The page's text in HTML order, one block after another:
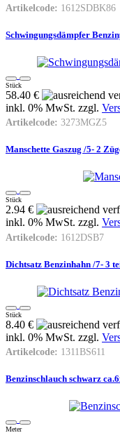
Artikelcode: 1612SDBK86
Schwingungsdämpfer
Stück
58.40 €
inkl. 0% MwSt. zzgl.
Artikelcode: 3273MGZ5
Manschette Gaszug /5- 2
Stück
2.94 €
inkl. 0% MwSt. zzgl.
Artikelcode: 1612DSB7
Dichtsatz Benzinhahn /7- 3
Stück
8.40 €
inkl. 0% MwSt. zzgl.
Artikelcode: 1311BS611
Benzinschlauch schwarz
Meter